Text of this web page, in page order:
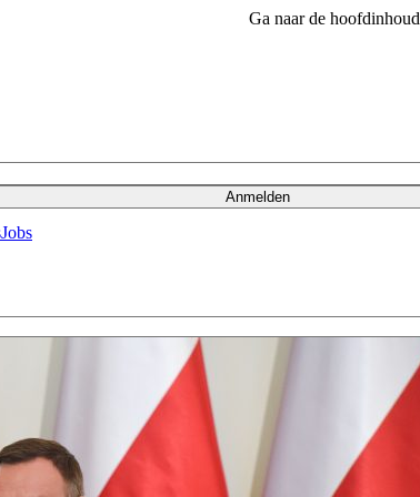
Ga naar de hoofdinhoud
Anmelden
Jobs